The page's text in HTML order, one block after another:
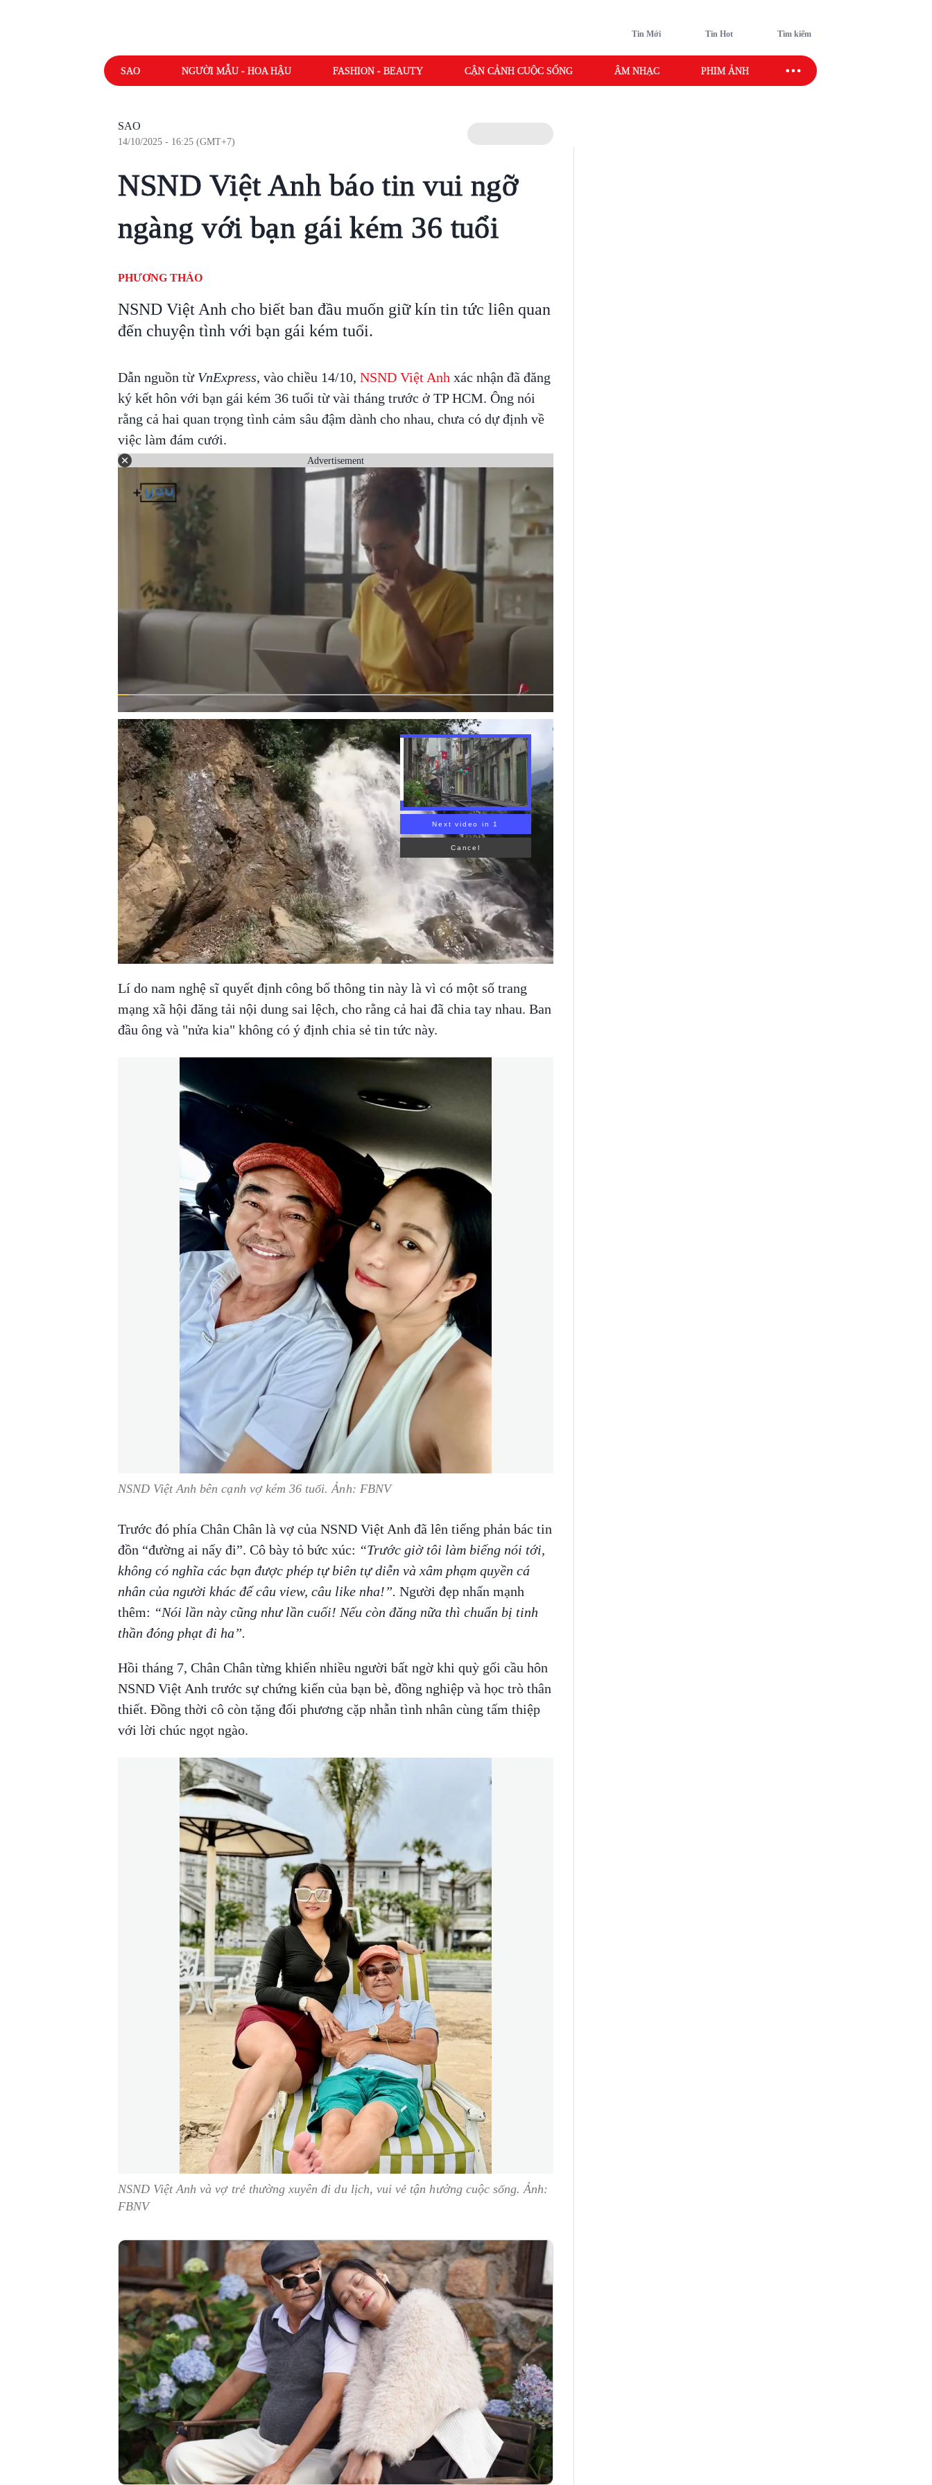
Tin Mới Tin Hot Tìm kiếm
SAO NGƯỜI MẪU - HOA HẬU FASHION - BEAUTY CẬN CẢNH CUỘC SỐNG ÂM NHẠC PHIM ẢNH SAO SPORT
SAO
14/10/2025 - 16:25 (GMT+7)
NSND Việt Anh báo tin vui ngỡ
ngàng với bạn gái kém 36 tuổi
PHƯƠNG THẢO
NSND Việt Anh cho biết ban đầu muốn giữ kín tin tức liên quan
đến chuyện tình với bạn gái kém tuổi.
Dẫn nguồn từ VnExpress, vào chiều 14/10, NSND Việt Anh xác nhận đã đăng
ký kết hôn với bạn gái kém 36 tuổi từ vài tháng trước ở TP HCM. Ông nói
rằng cả hai quan trọng tình cảm sâu đậm dành cho nhau, chưa có dự định về
việc làm đám cưới.
Advertisement
00:00/00:59 VIETNAM HLS
Lí do nam nghệ sĩ quyết định công bố thông tin này là vì có một số trang
mạng xã hội đăng tải nội dung sai lệch, cho rằng cả hai đã chia tay nhau. Ban
đầu ông và "nửa kia" không có ý định chia sẻ tin tức này.
NSND Việt Anh bên cạnh vợ kém 36 tuổi. Ảnh: FBNV
Trước đó phía Chân Chân là vợ của NSND Việt Anh đã lên tiếng phản bác tin
đồn “đường ai nấy đi”. Cô bày tỏ bức xúc: “Trước giờ tôi làm biếng nói tới,
không có nghĩa các bạn được phép tự biên tự diễn và xâm phạm quyền cá
nhân của người khác để câu view, câu like nha!”. Người đẹp nhấn mạnh
thêm: “Nói lần này cũng như lần cuối! Nếu còn đăng nữa thì chuẩn bị tinh
thần đóng phạt đi ha”.
Hồi tháng 7, Chân Chân từng khiến nhiều người bất ngờ khi quỳ gối cầu hôn
NSND Việt Anh trước sự chứng kiến của bạn bè, đồng nghiệp và học trò thân
thiết. Đồng thời cô còn tặng đối phương cặp nhẫn tình nhân cùng tấm thiệp
với lời chúc ngọt ngào.
NSND Việt Anh và vợ trẻ thường xuyên đi du lịch, vui vẻ tận hưởng cuộc sống. Ảnh:
FBNV